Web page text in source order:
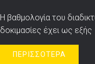
Η βαθμολογία του
δοκιμασίες έχει ως εξής
ΠΕΡΙΣΣΟΤΕΡΑ